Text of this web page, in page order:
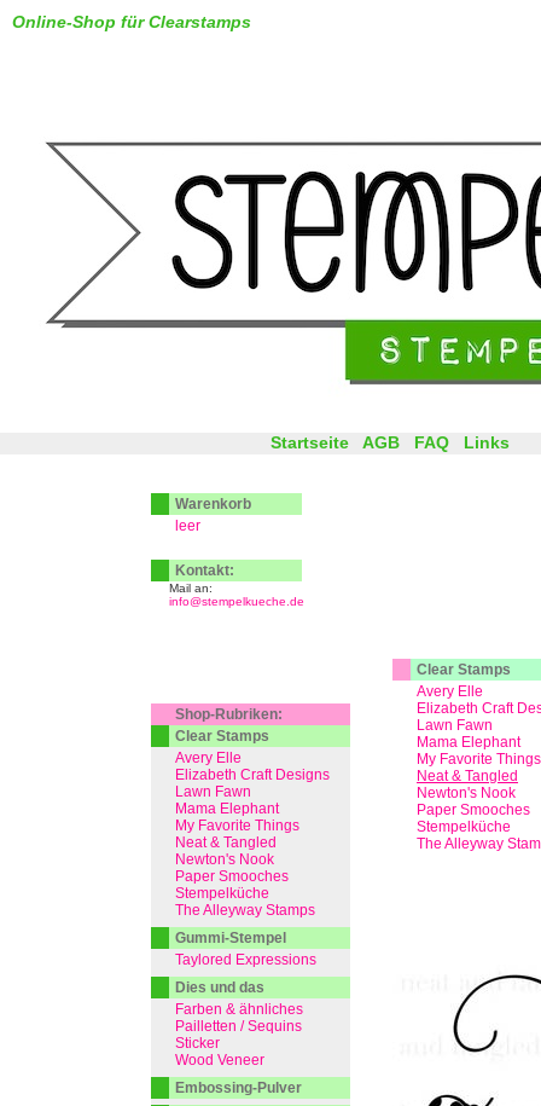
Online-Shop für Clearstamps
Clear Stamps
Avery Elle
Elizabeth Craft
Lawn Fawn
Mama Elephant
My Favorite Things
Neat & Tangled
Newton's Nook
Paper Smooches
Stempelküche
The Alleyway
Startseite AGB FAQ Links
Warenkorb
leer
Kontakt:
Mail an:
info@stempelkueche.de
Shop-Rubriken:
Clear Stamps
Avery Elle
Elizabeth Craft Designs
Lawn Fawn
Mama Elephant
My Favorite Things
Neat & Tangled
Newton's Nook
Paper Smooches
Stempelküche
The Alleyway Stamps
Gummi-Stempel
Taylored Expressions
Dies und das
Farben & ähnliches
Pailletten / Sequins
Sticker
Wood Veneer
Embossing-Pulver